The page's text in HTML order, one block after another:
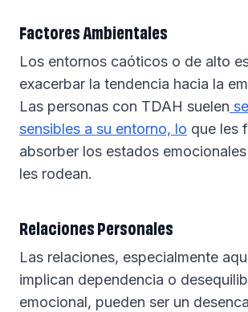
Factores Ambientales
Los entornos caóticos o de alto
exacerbar la tendencia hacia la
Las personas con TDAH suelen
sensibles a su entorno, lo que les
absorber los estados
les rodean.
Relaciones Personales
Las relaciones, especialmente
implican dependencia o
emocional, pueden ser un